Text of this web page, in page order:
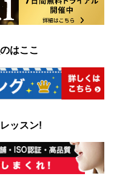
のはここ
ッスン!